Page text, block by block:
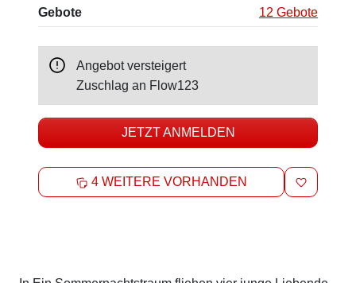
Gebote 12 Gebote
Angebot versteigert
Zuschlag an Flow123
JETZT ANMELDEN
4 WEITERE VORHANDEN MERKEN